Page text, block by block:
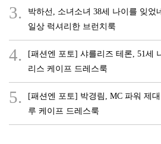
3.
박하선, 소녀소녀 38세 나이를 잊었
일상 럭셔리한 브런치룩
4.
[패션엔 포토] 샤를리즈 테론, 51세
리스 케이프 드레스룩
5.
[패션엔 포토] 박경림, MC 파워 제
루 케이프 드레스룩